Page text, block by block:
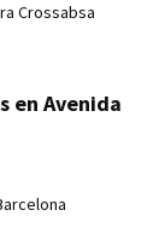
Crossabsa
en Avenida